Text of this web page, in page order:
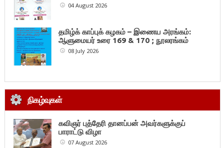
04 August 2026
தமிழ்க் காப்புக் கழகம் – இணைய அரங்கம்:
ஆளுமையர் உரை 169 & 170 ; நூலரங்கம்
08 July 2026
நிகழ்வுகள்
கவிஞர் புத்தேரி தானப்பன் அவர்களுக்குப்
பாராட்டு விழா
07 August 2026